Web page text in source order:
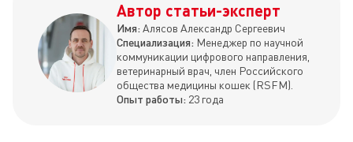
Автор статьи-эксперт
Имя: Алясов Александр Сергеевич
Специализация: Менеджер по научной
коммуникации цифрового направления,
ветеринарный врач, член Российского
общества медицины кошек (RSFM).
Опыт работы: 23 года